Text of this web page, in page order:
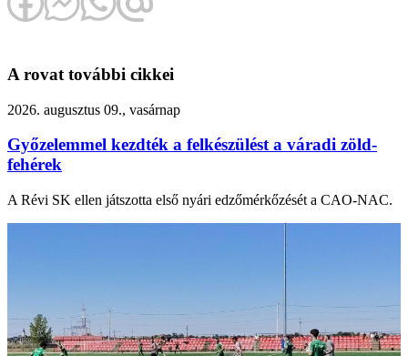
A rovat további cikkei
2026. augusztus 09., vasárnap
Győzelemmel kezdték a felkészülést a váradi zöld-
fehérek
A Révi SK ellen játszotta első nyári edzőmérkőzését a CAO-NAC.